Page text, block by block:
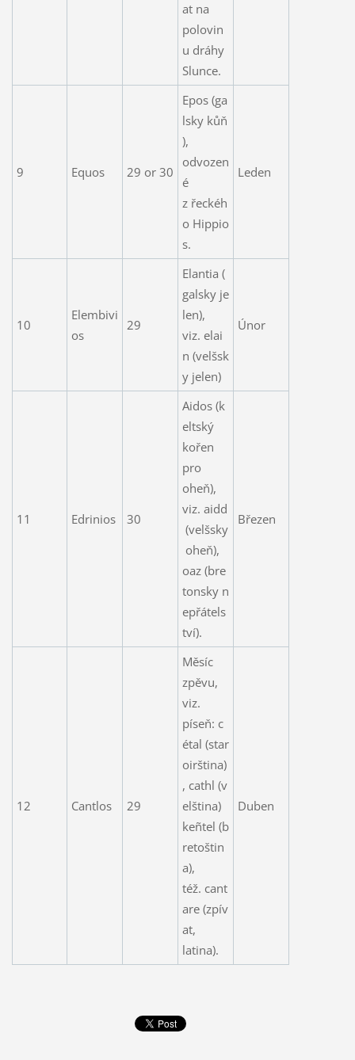
at na
polovin
u dráhy
Slunce.
9 Equos 29 or 30
Epos (ga
lsky kůň
),
odvozen
é
z řeckéh
o Hippio
s.
Leden
10
Elembivi
os
29
Elantia (
galsky je
len),
viz. elai
n (velšsk
y jelen)
Únor
11 Edrinios 30
Aidos (k
eltský
kořen
pro
oheň),
viz. aidd
(velšsky
oheň),
oaz (bre
tonsky n
epřátels
tví).
Březen
12 Cantlos 29
Měsíc
zpěvu,
viz.
píseň: c
étal (star
oirština)
, cathl (v
elština)
keñtel (b
retoštin
a),
též. cant
are (zpív
at,
latina).
Duben